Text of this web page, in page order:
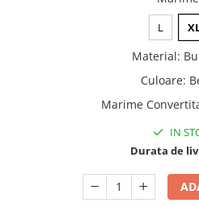
L
Material:
Culoare:
Marime
IN
Durata de